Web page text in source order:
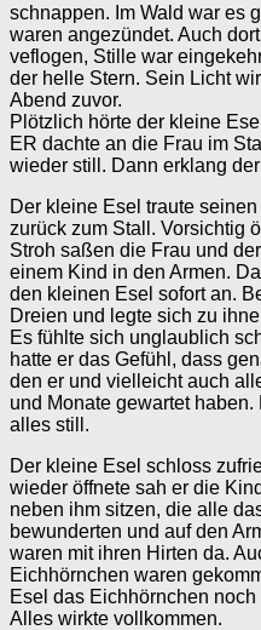
schnappen. Im Wald war es
waren angezündet. Auch
veflogen, Stille war
der helle Stern. Sein Licht
Abend zuvor.
Plötzlich hörte der kleine
ER dachte an die Frau im
wieder still. Dann erklang
Der kleine Esel traute
zurück zum Stall. Vorsichtig
Stroh saßen die Frau und
einem Kind in den Armen.
den kleinen Esel sofort an.
Dreien und legte sich zu
Es fühlte sich unglaublich
hatte er das Gefühl, dass
den er und vielleicht auch
und Monate gewartet
alles still.
Der kleine Esel schloss
wieder öffnete sah er die
neben ihm sitzen, die alle
bewunderten und auf den
waren mit ihren Hirten da.
Eichhörnchen waren
Esel das Eichhörnchen
Alles wirkte vollkommen.